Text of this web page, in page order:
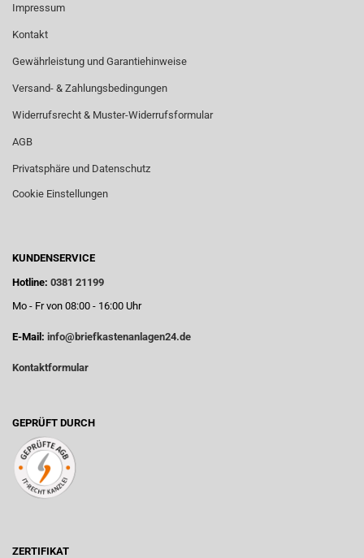
Impressum
Kontakt
Gewährleistung und Garantiehinweise
Versand- & Zahlungsbedingungen
Widerrufsrecht & Muster-Widerrufsformular
AGB
Privatsphäre und Datenschutz
Cookie Einstellungen
KUNDENSERVICE
Hotline: 0381 21199
Mo - Fr von 08:00 - 16:00 Uhr
E-Mail: info@briefkastenanlagen24.de
Kontaktformular
GEPRÜFT DURCH
ZERTIFIKAT